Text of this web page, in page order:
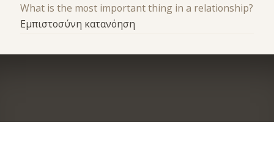
What is the most important thing in a relationship?
Εμπιστοσύνη κατανόηση